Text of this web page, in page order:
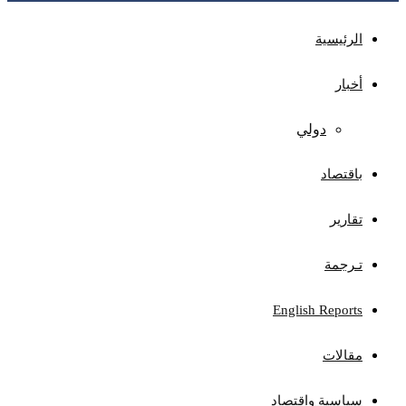
الرئيسية
أخبار
دولي
باقتصاد
تقارير
تـرجمة
English Reports
مقالات
سياسية واقتصاد